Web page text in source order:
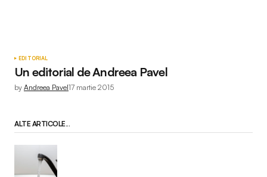
EDITORIAL
Un editorial de Andreea Pavel
by Andreea Pavel17 martie 2015
ALTE ARTICOLE...